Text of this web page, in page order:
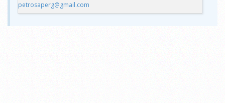
petrosaperg@gmail.com